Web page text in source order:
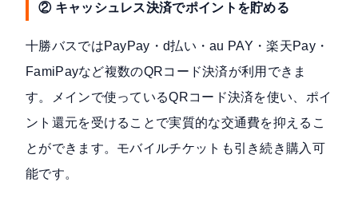
② キャッシュレス決済でポイントを貯める
十勝バスではPayPay・d払い・au PAY・楽天Pay・
FamiPayなど複数のQRコード決済が利用できま
す。メインで使っているQRコード決済を使い、ポイ
ント還元を受けることで実質的な交通費を抑えるこ
とができます。モバイルチケットも引き続き購入可
能です。